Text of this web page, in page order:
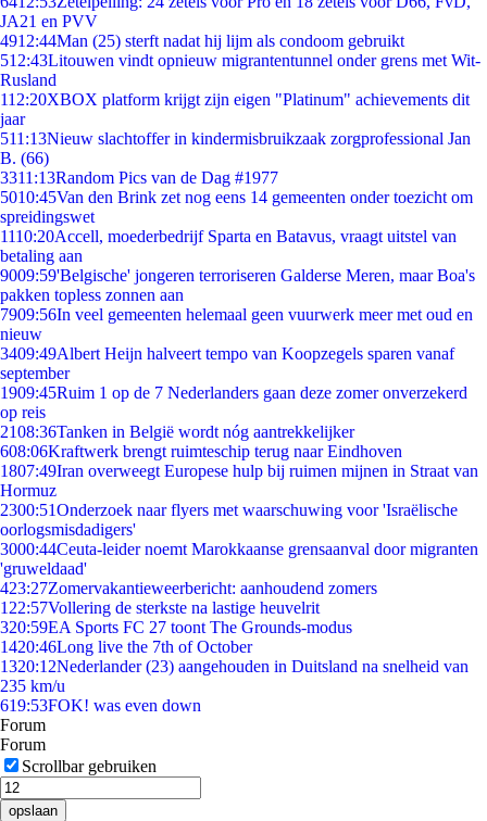
JA21 en PVV
4912:44Man (25) sterft nadat hij lijm als condoom gebruikt
512:43Litouwen vindt opnieuw migrantentunnel onder grens met Wit-
Rusland
112:20XBOX platform krijgt zijn eigen "Platinum" achievements dit
jaar
511:13Nieuw slachtoffer in kindermisbruikzaak zorgprofessional Jan
B. (66)
3311:13Random Pics van de Dag #1977
5010:45Van den Brink zet nog eens 14 gemeenten onder toezicht om
spreidingswet
1110:20Accell, moederbedrijf Sparta en Batavus, vraagt uitstel van
betaling aan
9009:59'Belgische' jongeren terroriseren Galderse Meren, maar Boa's
pakken topless zonnen aan
7909:56In veel gemeenten helemaal geen vuurwerk meer met oud en
nieuw
3409:49Albert Heijn halveert tempo van Koopzegels sparen vanaf
september
1909:45Ruim 1 op de 7 Nederlanders gaan deze zomer onverzekerd
op reis
2108:36Tanken in België wordt nóg aantrekkelijker
608:06Kraftwerk brengt ruimteschip terug naar Eindhoven
1807:49Iran overweegt Europese hulp bij ruimen mijnen in Straat van
Hormuz
2300:51Onderzoek naar flyers met waarschuwing voor 'Israëlische
oorlogsmisdadigers'
3000:44Ceuta-leider noemt Marokkaanse grensaanval door migranten
'gruweldaad'
423:27Zomervakantieweerbericht: aanhoudend zomers
1 22:57Vollering de sterkste na lastige heuvelrit
320:59EA Sports FC 27 toont The Grounds-modus
1420:46Long live the 7th of October
1320:12Nederlander (23) aangehouden in Duitsland na snelheid van
235 km/u
619:53FOK! was even down
Forum
Forum
Scrollbar gebruiken
opslaan